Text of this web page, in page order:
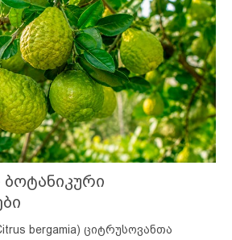
bergamia) ციტრუსოვანთა